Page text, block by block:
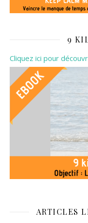
9
Cliquez ici pour
ARTICLES